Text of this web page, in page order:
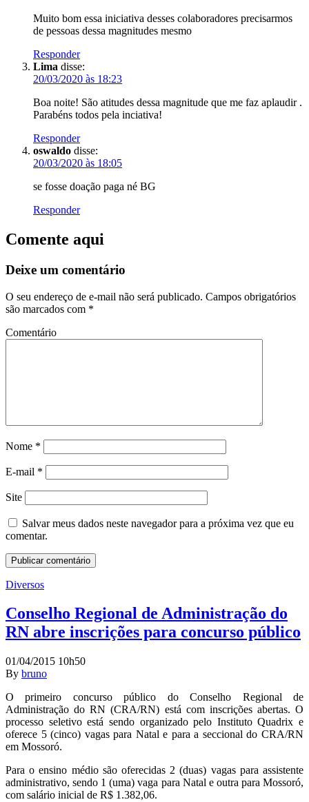
Muito bom essa iniciativa desses colaboradores precisarmos
de pessoas dessa magnitudes mesmo
Responder
Lima disse:
20/03/2020 às 18:23
Boa noite! São atitudes dessa magnitude que me faz aplaudir .
Parabéns todos pela inciativa!
Responder
oswaldo disse:
20/03/2020 às 18:05
se fosse doação paga né BG
Responder
Comente aqui
Deixe um comentário
O seu endereço de e-mail não será publicado. Campos obrigatórios
são marcados com *
Comentário
Nome *
E-mail *
Site
Salvar meus dados neste navegador para a próxima vez que eu
comentar.
Diversos
Conselho Regional de Administração do
RN abre inscrições para concurso público
01/04/2015 10h50
By bruno
O primeiro concurso público do Conselho Regional de
Administração do RN (CRA/RN) está com inscrições abertas. O
processo seletivo está sendo organizado pelo Instituto Quadrix e
oferece 5 (cinco) vagas para Natal e para a seccional do CRA/RN
em Mossoró.
Para o ensino médio são oferecidas 2 (duas) vagas para assistente
administrativo, sendo 1 (uma) vaga para Natal e outra para Mossoró,
com salário inicial de R$ 1.382,06.